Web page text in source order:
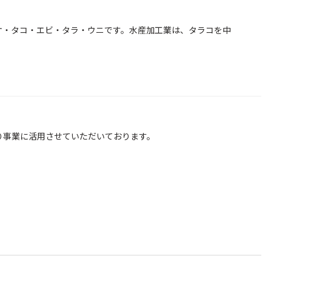
タコ・エビ・タラ・ウニです。水産加工業は、タラコを中
業に活用させていただいております。